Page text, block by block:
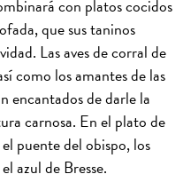
con platos cocidos
que sus taninos
Las aves de corral de
como los amantes de las
encantados de darle la
carnosa. En el plato de
puente del obispo, los
azul de Bresse.